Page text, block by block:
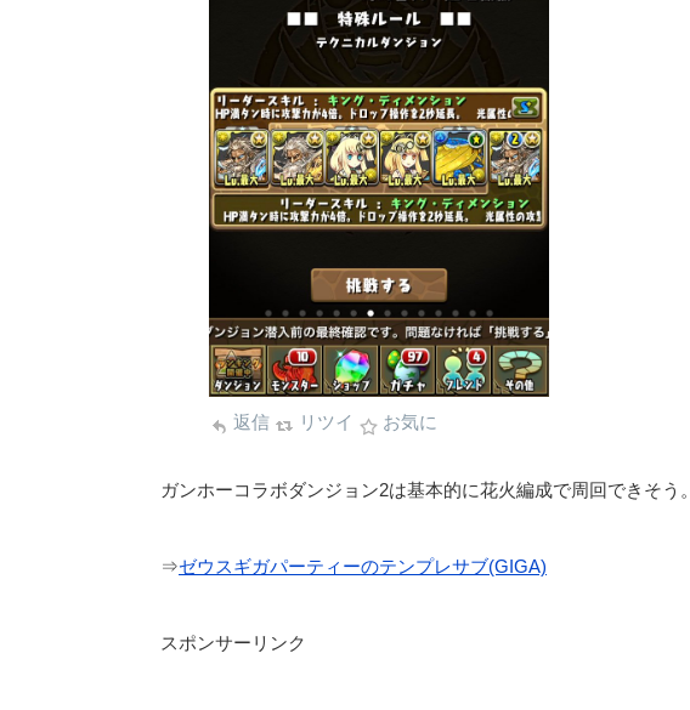
返信 リツイ お気に
ガンホーコラボダンジョン2は基本的に花火編成で周回できそう。
⇒ゼウスギガパーティーのテンプレサブ(GIGA)
スポンサーリンク